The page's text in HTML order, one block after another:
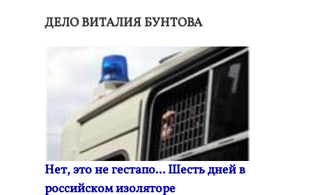
ДЕЛО ВИТАЛИЯ БУНТОВА
Нет, это не гестапо... Шесть дней в
российском изоляторе